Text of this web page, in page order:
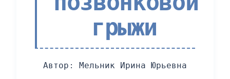
грыжи
Автор: Мельник Ирина Юрьевна